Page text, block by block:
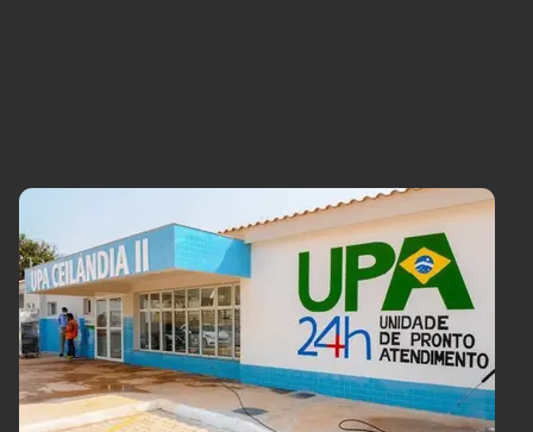
Agronegócios
Brasil
Brasil Mineral
Ciência &
Tecnologia
Cinema
Comportamento
Cultura
Economia
Educação
Infraestrutura
Internacional
Meio Ambiente
Podcast
Política
Saúde
Tempo